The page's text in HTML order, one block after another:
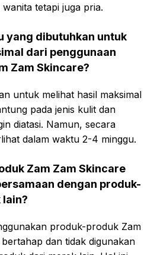
tetapi juga pria.
yang dibutuhkan untuk
dari penggunaan
Zam Skincare?
untuk melihat hasil maksimal
pada jenis kulit dan
diatasi. Namun, secara
dalam waktu 2-4 minggu.
Zam Zam Skincare
dengan produk-
produk-produk Zam
dan tidak digunakan